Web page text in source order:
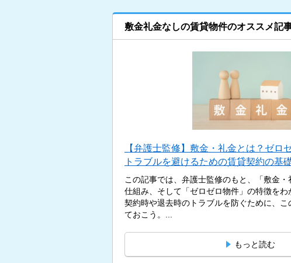
敷金礼金なしの賃貸物件のオススメ記
【弁護士監修】敷金・礼金とは？ゼロ
トラブルを避けるための賃貸契約の基
この記事では、弁護士監修のもと、「敷金
仕組み、そして「ゼロゼロ物件」の特徴をわ
契約時や退去時のトラブルを防ぐために、こ
ておこう。...
もっと読む